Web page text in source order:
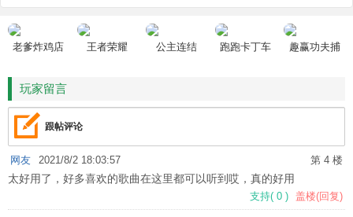
载速度也挺稳。反正我手机常备，听
老爹炸鸡店
王者荣耀 公主连结 跑跑卡丁车
趣赢功夫捕
玩家留言
跟帖评论
第 4 楼
网友 2021/8/2 18:03:57
太好用了，好多喜欢的歌曲在这里都可以听到哎，真的好用
支持( 0 ) 盖楼(回复)